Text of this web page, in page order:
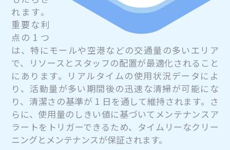
れます。
重要な利
点の 1 つ
は、特にモールや空港などの交通量の多いエリア
で、リソースとスタッフの配置が最適化されること
にあります。リアルタイムの使用状況データによ
り、活動量が多い期間後の迅速な清掃が可能にな
り、清潔さの基準が 1 日を通して維持されます。さ
らに、使用量のしきい値に基づいてメンテナンスア
ラートをトリガーできるため、タイムリーなクリー
ニングとメンテナンスが保証されます。